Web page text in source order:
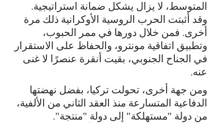
المتوسط، لا يزال يشكل ضمانة استراتيجية.
وقد أثبتت الحرب الروسية الأوكرانية ذلك مرة
أخرى. فمن خلال دورها في ممر الحبوب،
وتطبيق اتفاقية مونترو، والحفاظ على الاستقرار
في الجناح الجنوبي، بقيت أنقرة عنصرًا لا غنى
عنه.
ومن جهة أخرى، تحولت تركيا، بفضل نهضتها
الدفاعية المتسارعة منذ العقد الثاني من الألفية،
من دولة "مستهلكة" إلى دولة "منتجة".